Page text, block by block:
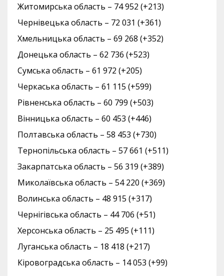
Житомирська область – 74 952 (+213)
Чернівецька область – 72 031 (+361)
Хмельницька область – 69 268 (+352)
Донецька область – 62 736 (+523)
Сумська область – 61 972 (+205)
Черкаська область – 61 115 (+599)
Рівненська область – 60 799 (+503)
Вінницька область – 60 453 (+446)
Полтавська область – 58 453 (+730)
Тернопільська область – 57 661 (+511)
Закарпатська область – 56 319 (+389)
Миколаївська область – 54 220 (+369)
Волинська область – 48 915 (+317)
Чернігівська область – 44 706 (+51)
Херсонська область – 25 495 (+111)
Луганська область – 18 418 (+217)
Кіровоградська область – 14 053 (+99)